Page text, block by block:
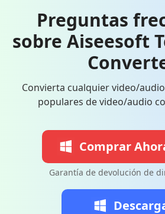
Preguntas
sobre Aiseesoft
Convierta cualquier video/
populares de video/audio
Comprar
Garantía de devolución de